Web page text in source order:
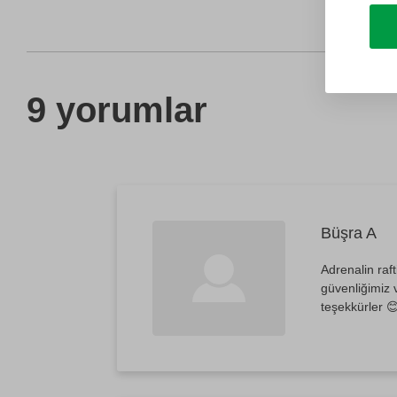
9 yorumlar
Büşra A
Adrenalin
güvenliğimiz
teşekkürler